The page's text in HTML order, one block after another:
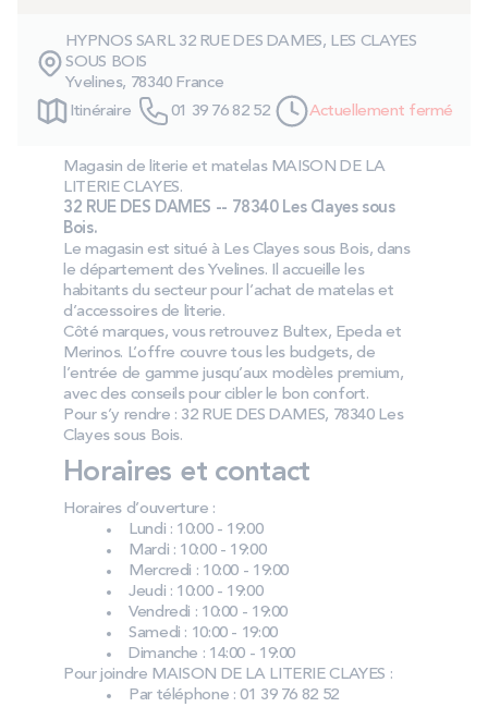
Technologie bultex
Nos engagements
Storelocator
ContactMon compte
HYPNOS SARL 32 RUE DES DAMES, LES CLAYES
SOUS BOIS
Yvelines, 78340 France
Itinéraire
01 39 76 82 52 Actuellement fermé
Magasin de literie et matelas MAISON DE LA
LITERIE CLAYES.
32 RUE DES DAMES -- 78340 Les Clayes sous
Bois.
Le magasin est situé à Les Clayes sous Bois, dans
le département des Yvelines. Il accueille les
habitants du secteur pour l’achat de matelas et
d’accessoires de literie.
Côté marques, vous retrouvez Bultex, Epeda et
Merinos. L’offre couvre tous les budgets, de
l’entrée de gamme jusqu’aux modèles premium,
avec des conseils pour cibler le bon confort.
Pour s’y rendre : 32 RUE DES DAMES, 78340 Les
Clayes sous Bois.
Horaires et contact
Horaires d’ouverture :
Lundi : 10:00 - 19:00
Mardi : 10:00 - 19:00
Mercredi : 10:00 - 19:00
Jeudi : 10:00 - 19:00
Vendredi : 10:00 - 19:00
Samedi : 10:00 - 19:00
Dimanche : 14:00 - 19:00
Pour joindre MAISON DE LA LITERIE CLAYES :
Par téléphone : 01 39 76 82 52